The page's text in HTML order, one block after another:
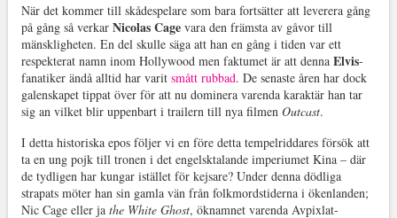
När det kommer till skådespelare som bara fortsätter att leverera gång
på gång så verkar Nicolas Cagevara den främsta av gåvor till
mänskligheten. En del skulle säga att han en gång i tiden var ett
respekterat namn inom Hollywood men faktumet är att denna Elvis-
fanatiker ändå alltid har varit smått rubbad. De senaste åren har dock
galenskapet tippat över för att nu dominera varenda karaktär han tar
sig an vilket blir uppenbart i trailern till nya filmen Outcast.
I detta historiska epos följer vi en före detta tempelriddares försök att
ta en ung pojk till tronen i det engelsktalande imperiumet Kina – där
de tydligen har kungar istället för kejsare? Under denna dödliga
strapats möter han sin gamla vän från folkmordstiderna i ökenlanden;
Nic Cage eller ja the White Ghost, öknamnet varenda Avpixlat-